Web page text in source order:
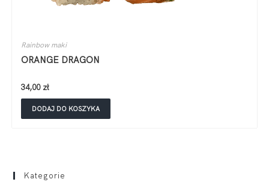
Rainbow maki
ORANGE DRAGON
34,00 zł
DODAJ DO KOSZYKA
Kategorie